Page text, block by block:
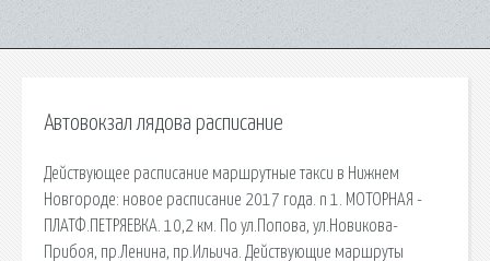
Автовокзал лядова расписание
Действующее расписание маршрутные такси в Нижнем
Новгороде: новое расписание 2017 года. n 1. МОТОРНАЯ -
ПЛАТФ.ПЕТРЯЕВКА. 10,2 км. По ул.Попова, ул.Новикова-
Прибоя, пр.Ленина, пр.Ильича. Действующие маршруты